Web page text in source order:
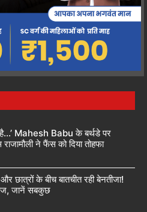
है…’ Mahesh Babu के बर्थडे पर
ने फैंस को दिया तोहफा
के बीच बातचीत रही बेनतीजा!
जानें सबकुछ